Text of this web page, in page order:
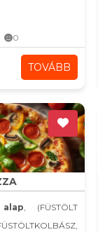
0
TOVÁBB
alap, (FÜSTÖLT